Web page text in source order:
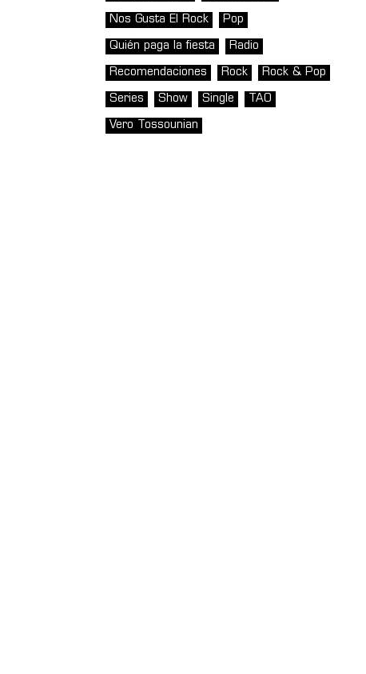
Nos Gusta El Rock Pop
Quién paga la fiesta Radio
Recomendaciones Rock Rock & Pop
Series Show Single TAO
Vero Tossounian